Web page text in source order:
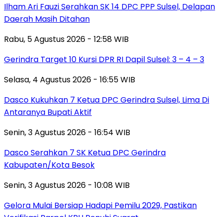
Ilham Ari Fauzi Serahkan SK 14 DPC PPP Sulsel, Delapan
Daerah Masih Ditahan
Rabu, 5 Agustus 2026 - 12:58 WIB
Gerindra Target 10 Kursi DPR RI Dapil Sulsel: 3 – 4 – 3
Selasa, 4 Agustus 2026 - 16:55 WIB
Dasco Kukuhkan 7 Ketua DPC Gerindra Sulsel, Lima Di
Antaranya Bupati Aktif
Senin, 3 Agustus 2026 - 16:54 WIB
Dasco Serahkan 7 SK Ketua DPC Gerindra
Kabupaten/Kota Besok
Senin, 3 Agustus 2026 - 10:08 WIB
Gelora Mulai Bersiap Hadapi Pemilu 2029, Pastikan